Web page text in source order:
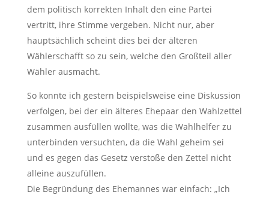
dem politisch korrekten Inhalt den eine Partei
vertritt, ihre Stimme vergeben. Nicht nur, aber
hauptsächlich scheint dies bei der älteren
Wählerschafft so zu sein, welche den Großteil aller
Wähler ausmacht.
So konnte ich gestern beispielsweise eine Diskussion
verfolgen, bei der ein älteres Ehepaar den Wahlzettel
zusammen ausfüllen wollte, was die Wahlhelfer zu
unterbinden versuchten, da die Wahl geheim sei
und es gegen das Gesetz verstoße den Zettel nicht
alleine auszufüllen.
Die Begründung des Ehemannes war einfach: „Ich